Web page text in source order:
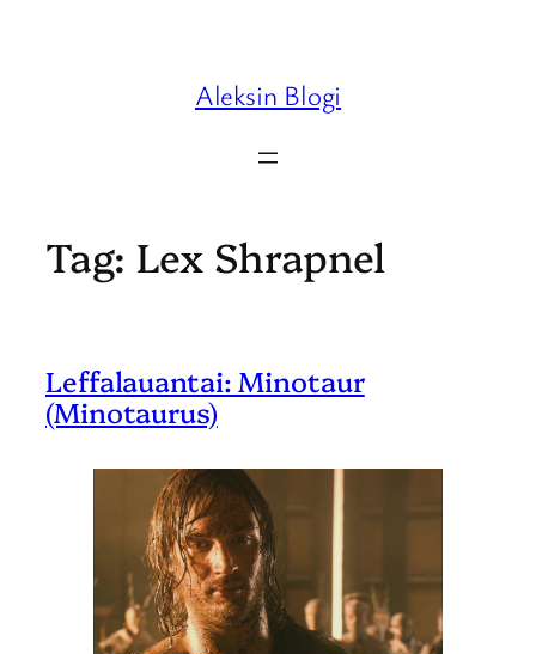
Aleksin Blogi
Tag: Lex Shrapnel
Leffalauantai: Minotaur
(Minotaurus)